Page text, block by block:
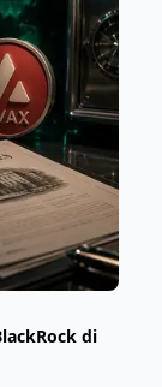
di